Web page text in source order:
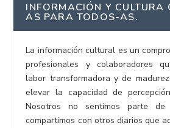
INFORMACIÓN Y CULTURA
AS PARA TODOS-AS.
La información cultural es un
profesionales y colaboradores
labor transformadora y de
elevar la capacidad de
Nosotros no sentimos parte
compartimos con otros diarios que